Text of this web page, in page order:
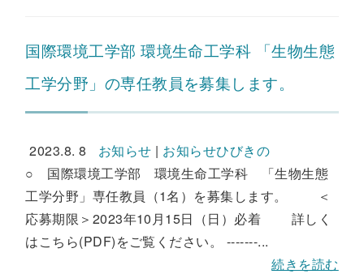
国際環境工学部 環境生命工学科 「生物生態
工学分野」の専任教員を募集します。
2023.8. 8 お知らせ | お知らせひびきの
○ 国際環境工学部 環境生命工学科 「生物生態
工学分野」専任教員（1名）を募集します。 ＜
応募期限＞2023年10月15日（日）必着 詳しく
はこちら(PDF)をご覧ください。 -------...
続きを読む